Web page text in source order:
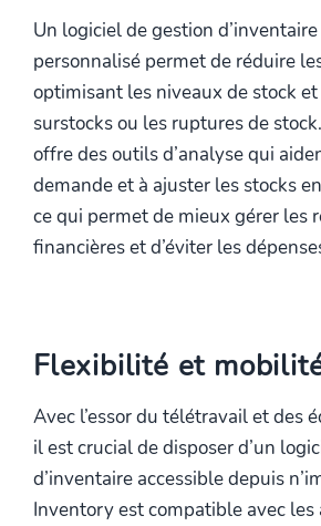
Un logiciel de gestion
personnalisé permet de réduire
optimisant les niveaux de stock
surstocks ou les ruptures de
offre des outils d’analyse qui
demande et à ajuster les stocks
ce qui permet de mieux gérer les
financières et d’éviter les
Flexibilité et
Avec l’essor du télétravail et des
il est crucial de disposer d’un
d’inventaire accessible depuis
Inventory est compatible avec les